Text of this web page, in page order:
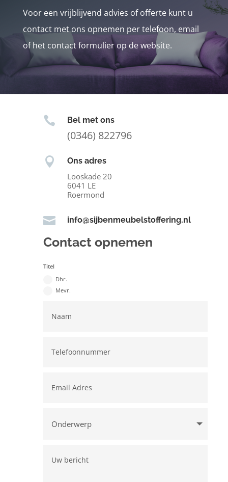
Voor een vrijblijvend advies of offerte kunt u
contact met ons opnemen per telefoon, email
of het contact formulier op de website.
 Bel met ons
(0346) 822796
 Ons adres
Looskade 20
6041 LE
Roermond
 info@sijbenmeubelstoffering.nl
Contact opnemen
Titel
Dhr.
Mevr.